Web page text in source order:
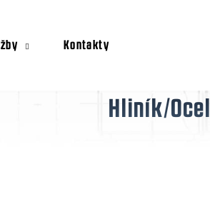
Kontakty
Hliník/Ocel
Doporučujeme